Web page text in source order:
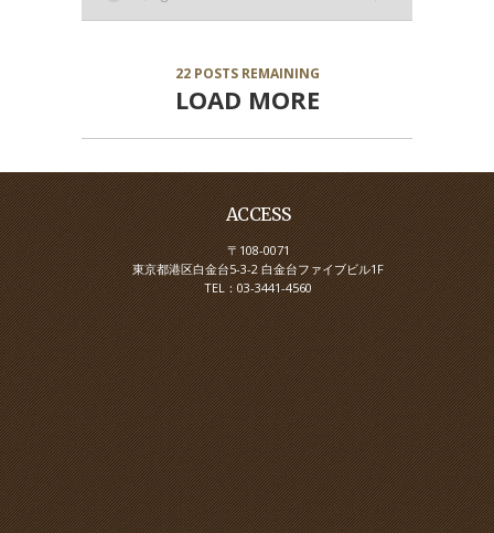
22POSTS REMAINING
LOAD MORE
ACCESS
〒108-0071
東京都港区白金台5-3-2 白金台ファイブビル1F
TEL：03-3441-4560